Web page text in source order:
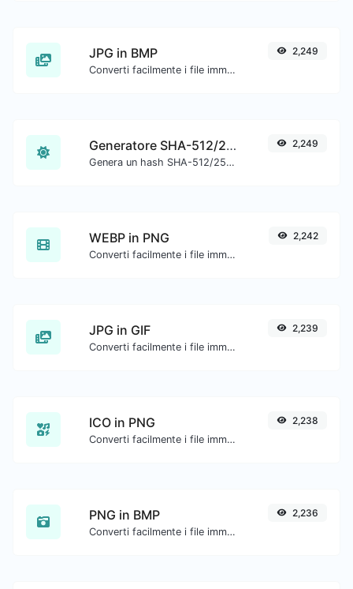
JPG in BMP
Converti facilmente i file immagine JPG in BMP.
2,249
Generatore SHA-512/256
Genera un hash SHA-512/256 per qualsiasi input di stringa.
2,249
WEBP in PNG
Converti facilmente i file immagine WEBP in PNG.
2,242
JPG in GIF
Converti facilmente i file immagine JPG in GIF.
2,239
ICO in PNG
Converti facilmente i file immagine ICO in PNG.
2,238
PNG in BMP
Converti facilmente i file immagine PNG in BMP.
2,236